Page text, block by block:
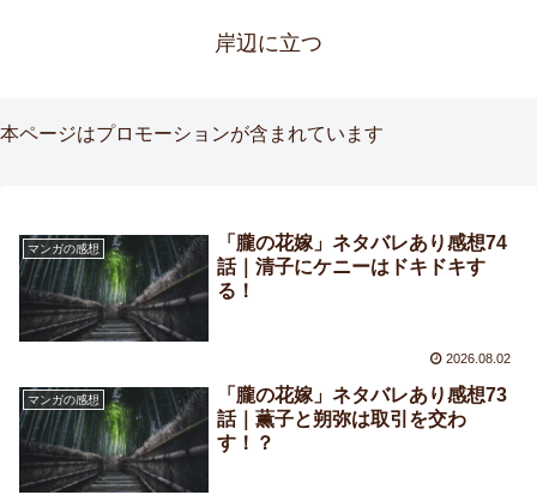
岸辺に立つ
本ページはプロモーションが含まれています
マンガの感想
「朧の花嫁」ネタバレあり感想74
話｜清子にケニーはドキドキす
る！
2026.08.02
マンガの感想
「朧の花嫁」ネタバレあり感想73
話｜薫子と朔弥は取引を交わ
す！？